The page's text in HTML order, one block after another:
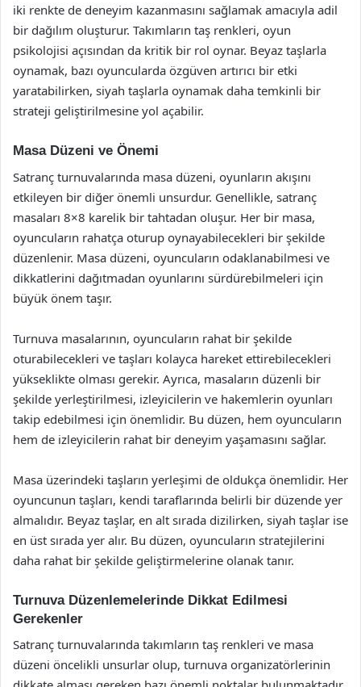
iki renkte de deneyim kazanmasını sağlamak amacıyla adil
bir dağılım oluşturur. Takımların taş renkleri, oyun
psikolojisi açısından da kritik bir rol oynar. Beyaz taşlarla
oynamak, bazı oyuncularda özgüven artırıcı bir etki
yaratabilirken, siyah taşlarla oynamak daha temkinli bir
strateji geliştirilmesine yol açabilir.
Masa Düzeni ve Önemi
Satranç turnuvalarında masa düzeni, oyunların akışını
etkileyen bir diğer önemli unsurdur. Genellikle, satranç
masaları 8×8 karelik bir tahtadan oluşur. Her bir masa,
oyuncuların rahatça oturup oynayabilecekleri bir şekilde
düzenlenir. Masa düzeni, oyuncuların odaklanabilmesi ve
dikkatlerini dağıtmadan oyunlarını sürdürebilmeleri için
büyük önem taşır.
Turnuva masalarının, oyuncuların rahat bir şekilde
oturabilecekleri ve taşları kolayca hareket ettirebilecekleri
yükseklikte olması gerekir. Ayrıca, masaların düzenli bir
şekilde yerleştirilmesi, izleyicilerin ve hakemlerin oyunları
takip edebilmesi için önemlidir. Bu düzen, hem oyuncuların
hem de izleyicilerin rahat bir deneyim yaşamasını sağlar.
Masa üzerindeki taşların yerleşimi de oldukça önemlidir. Her
oyuncunun taşları, kendi taraflarında belirli bir düzende yer
almalıdır. Beyaz taşlar, en alt sırada dizilirken, siyah taşlar ise
en üst sırada yer alır. Bu düzen, oyuncuların stratejilerini
daha rahat bir şekilde geliştirmelerine olanak tanır.
Turnuva Düzenlemelerinde Dikkat Edilmesi
Gerekenler
Satranç turnuvalarında takımların taş renkleri ve masa
düzeni öncelikli unsurlar olup, turnuva organizatörlerinin